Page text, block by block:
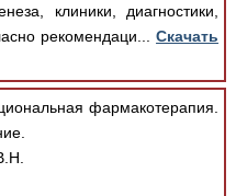
клиники, диагностики,
рекомендаци...Скачать
фармакотерапия.